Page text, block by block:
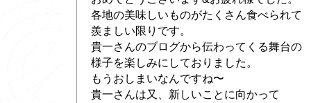
各地の美味しいものがたくさん食べられて
羨ましい限りです。
貴一さんのブログから伝わってくる舞台の
様子を楽しみにしておりました。
もうおしまいなんですね〜
貴一さんは又、新しいことに向かって